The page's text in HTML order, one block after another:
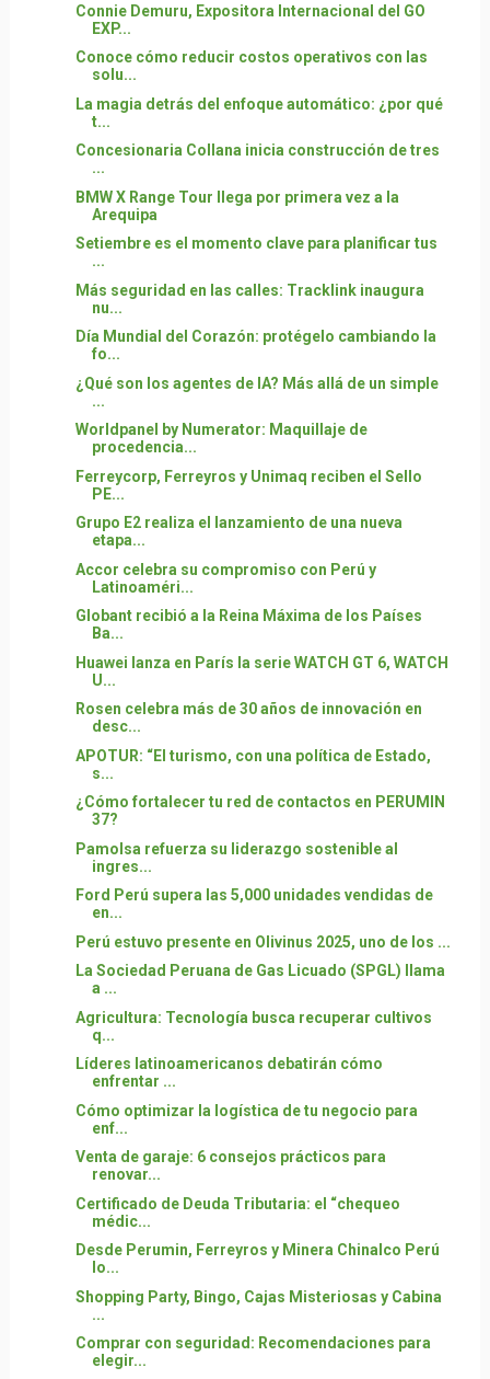
Connie Demuru, Expositora Internacional del GO
EXP...
Conoce cómo reducir costos operativos con las
solu...
La magia detrás del enfoque automático: ¿por qué
t...
Concesionaria Collana inicia construcción de tres
...
BMW X Range Tour llega por primera vez a la
Arequipa
Setiembre es el momento clave para planificar tus
...
Más seguridad en las calles: Tracklink inaugura
nu...
Día Mundial del Corazón: protégelo cambiando la
fo...
¿Qué son los agentes de IA? Más allá de un simple
...
Worldpanel by Numerator: Maquillaje de
procedencia...
Ferreycorp, Ferreyros y Unimaq reciben el Sello
PE...
Grupo E2 realiza el lanzamiento de una nueva
etapa...
Accor celebra su compromiso con Perú y
Latinoaméri...
Globant recibió a la Reina Máxima de los Países
Ba...
Huawei lanza en París la serie WATCH GT 6, WATCH
U...
Rosen celebra más de 30 años de innovación en
desc...
APOTUR: “El turismo, con una política de Estado,
s...
¿Cómo fortalecer tu red de contactos en PERUMIN
37?
Pamolsa refuerza su liderazgo sostenible al
ingres...
Ford Perú supera las 5,000 unidades vendidas de
en...
Perú estuvo presente en Olivinus 2025, uno de los ...
La Sociedad Peruana de Gas Licuado (SPGL) llama
a ...
Agricultura: Tecnología busca recuperar cultivos
q...
Líderes latinoamericanos debatirán cómo
enfrentar ...
Cómo optimizar la logística de tu negocio para
enf...
Venta de garaje: 6 consejos prácticos para
renovar...
Certificado de Deuda Tributaria: el “chequeo
médic...
Desde Perumin, Ferreyros y Minera Chinalco Perú
lo...
Shopping Party, Bingo, Cajas Misteriosas y Cabina
...
Comprar con seguridad: Recomendaciones para
elegir...